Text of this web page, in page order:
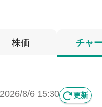
株価 チャ
2026/8/6 15:30 更新